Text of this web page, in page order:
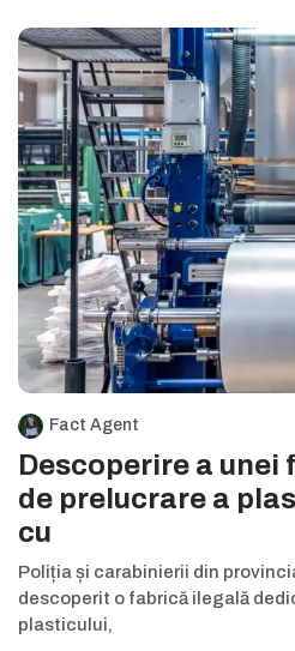
Fact Agent
Descoperire a
de prelucrare a
cu
Poliția și carabinierii din
descoperit o fabrică ilegală
plasticului,